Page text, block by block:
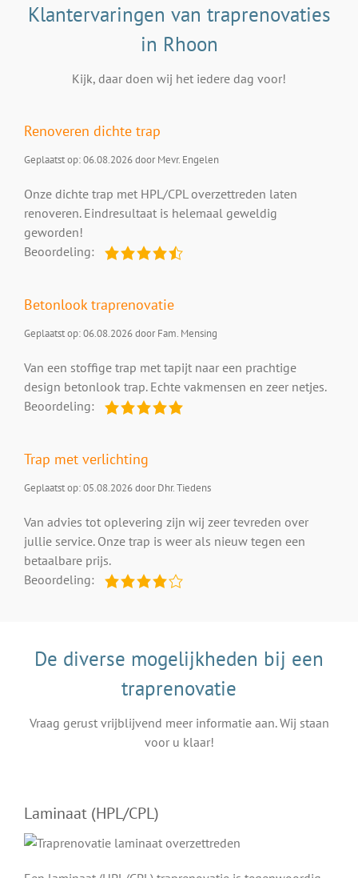
Klantervaringen van traprenovaties
in Rhoon
Kijk, daar doen wij het iedere dag voor!
Renoveren dichte trap
Geplaatst op: 06.08.2026 door Mevr. Engelen
Onze dichte trap met HPL/CPL overzettreden laten
renoveren. Eindresultaat is helemaal geweldig
geworden!
Beoordeling:
Betonlook traprenovatie
Geplaatst op: 06.08.2026 door Fam. Mensing
Van een stoffige trap met tapijt naar een prachtige
design betonlook trap. Echte vakmensen en zeer netjes.
Beoordeling:
Trap met verlichting
Geplaatst op: 05.08.2026 door Dhr. Tiedens
Van advies tot oplevering zijn wij zeer tevreden over
jullie service. Onze trap is weer als nieuw tegen een
betaalbare prijs.
Beoordeling:
De diverse mogelijkheden bij een
traprenovatie
Vraag gerust vrijblijvend meer informatie aan. Wij staan
voor u klaar!
Laminaat (HPL/CPL)